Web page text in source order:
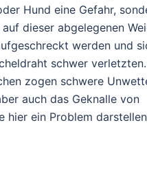
Hund eine Gefahr,
dieser abgelegenen
werden und
schwer
zogen schwere
auch das Geknalle von
hier ein Problem